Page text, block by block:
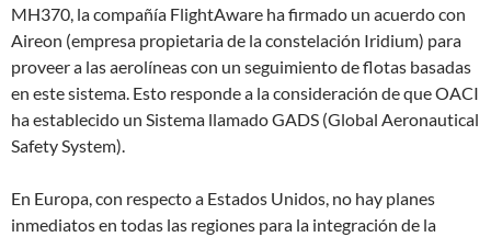
MH370, la compañía FlightAware ha firmado un acuerdo con
Aireon (empresa propietaria de la constelación Iridium) para
proveer a las aerolíneas con un seguimiento de flotas basadas
en este sistema. Esto responde a la consideración de que OACI
ha establecido un Sistema llamado GADS (Global Aeronautical
Safety System).
En Europa, con respecto a Estados Unidos, no hay planes
inmediatos en todas las regiones para la integración de la